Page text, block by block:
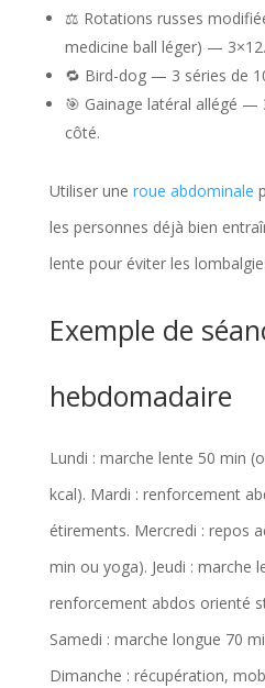
⚖️ Rotations russes
medicine ball léger) — 3×12.
🔁 Bird-dog — 3 séries de
🎯 Gainage latéral allégé —
côté.
Utiliser une roue abdominale
les personnes déjà bien
lente pour éviter les
Exemple de
hebdomadaire
Lundi : marche lente 50 min
kcal). Mardi : renforcement
étirements. Mercredi : repos
min ou yoga). Jeudi : marche
renforcement abdos orienté
Samedi : marche longue 70
Dimanche : récupération,